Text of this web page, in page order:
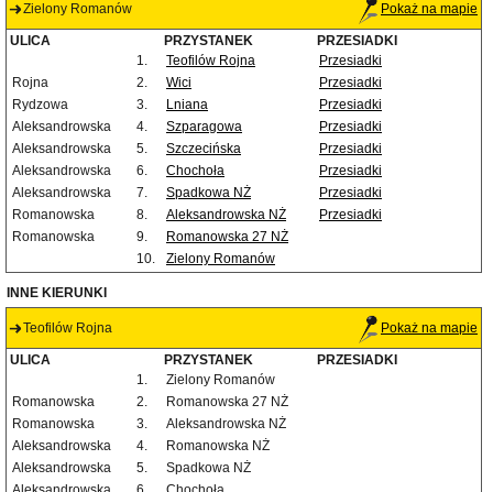
Zielony Romanów Pokaż na mapie
ULICA PRZYSTANEK
PRZESIADKI
1.
Teofilów Rojna
Przesiadki
Rojna
2. Wici
Przesiadki
Rydzowa
3. Lniana
Przesiadki
Aleksandrowska
4. Szparagowa
Przesiadki
Aleksandrowska
5. Szczecińska
Przesiadki
Aleksandrowska
6. Chochoła
Przesiadki
Aleksandrowska
7. Spadkowa NŻ
Przesiadki
Romanowska
8. Aleksandrowska NŻ
Przesiadki
Romanowska
9.
Romanowska 27 NŻ
10.
Zielony Romanów
INNE KIERUNKI
Teofilów Rojna Pokaż na mapie
ULICA PRZYSTANEK
PRZESIADKI
1.
Zielony Romanów
Romanowska
2.
Romanowska 27 NŻ
Romanowska
3.
Aleksandrowska NŻ
Aleksandrowska
4.
Romanowska NŻ
Aleksandrowska
5.
Spadkowa NŻ